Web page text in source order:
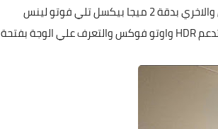
علي كامرتين خلفيتين احداهما بدقة 13 ميجا بيكسل والاخري بدقة 2 ميجا بيكسل تلي فوتو لينس
الكاميرتين ياتوا مع فلاش من قطعتين حار وبارد تدعم التصوير الي حد 1080 FHD وتدعم HDR واوتو فوكس والتعرف علي الوجة بفتحة